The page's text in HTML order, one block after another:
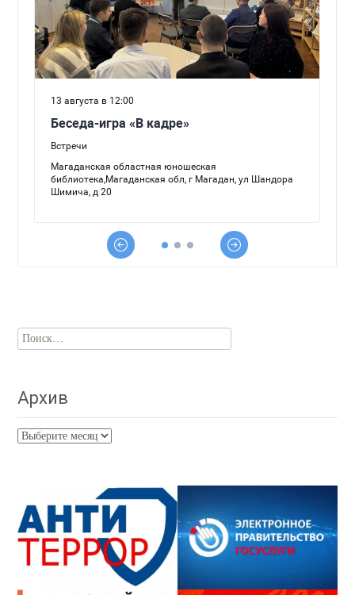
Найти:
Архив
Архив